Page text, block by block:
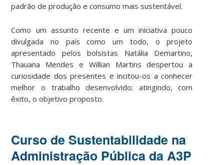
padrão de produção e consumo mais sustentável.
Como um assunto recente e um iniciativa pouco
divulgada no país como um todo, o projeto
apresentado pelos bolsistas Natália Demartino,
Thauana Mendes e Willian Martins despertou a
curiosidade dos presentes e incitou-os a conhecer
melhor o trabalho desenvolvido; atingindo, com
êxito, o objetivo proposto.
Curso de Sustentabilidade na
Administração Pública da A3P